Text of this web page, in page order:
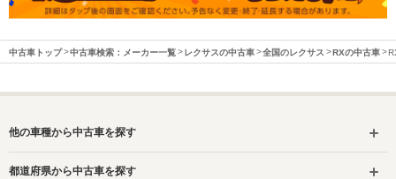
中古車トップ 中古車検索：メーカー一覧 レクサスの中古車 全国のレクサス RXの中古車
他の車種から中古車を探す
都道府県から中古車を探す